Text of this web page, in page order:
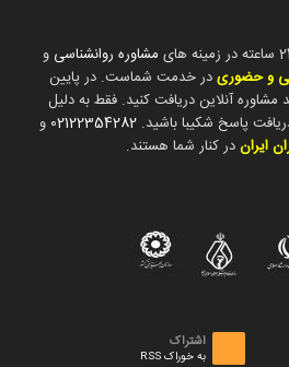
مشاوره روانشناسی و
و حضوریدر خدمت شماست. در پایین
آنلاین دریافت کنید. فقط به دلیل
پاسخ شکیبا باشید. 02122354282 و
ایراندر کنار شما هستند.
اشتراک
به خوراک RSS